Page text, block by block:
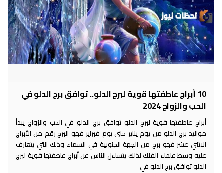
10 أبراج عاطفتها قوية لبرج الدلو.. توافق برج الدلو في
الحب والزواج 2024
أبراج عاطفتها قوية لبرج الدلو توافق برج الدلو في الحب والزواج يبدأ
مواليد برج الدلو من يوم يناير حتى يوم فبراير فهو البرج رقم من الأبراج
الاثني عشر فهو برج من الجهة الجنوبية في السماء وذلك التي يتعارف
عليه وسط علماء الفلك لذلك يتساءل الناس عن أبراج عاطفتها قوية لبرج
الدلو توافق برج الدلو في